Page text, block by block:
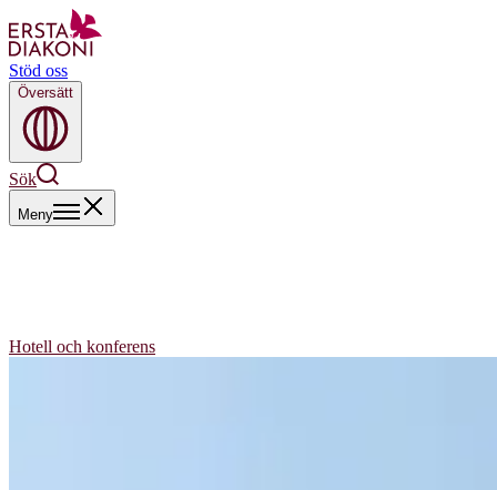
Stöd oss
Översätt
Sök
Meny
Hotell och konferens